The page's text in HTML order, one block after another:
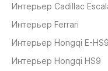
Интерьер Cadillac
Интерьер Ferrari
Интерьер Hongqi E-HS9
Интерьер Hongqi HS9